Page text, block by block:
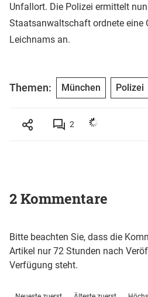
Unfallort. Die Polizei ermittelt
Staatsanwaltschaft ordnete eine
Leichnams an.
Themen: München Polizei
2
2 Kommentare
Bitte beachten Sie, dass die
Artikel nur 72 Stunden nach
Verfügung steht.